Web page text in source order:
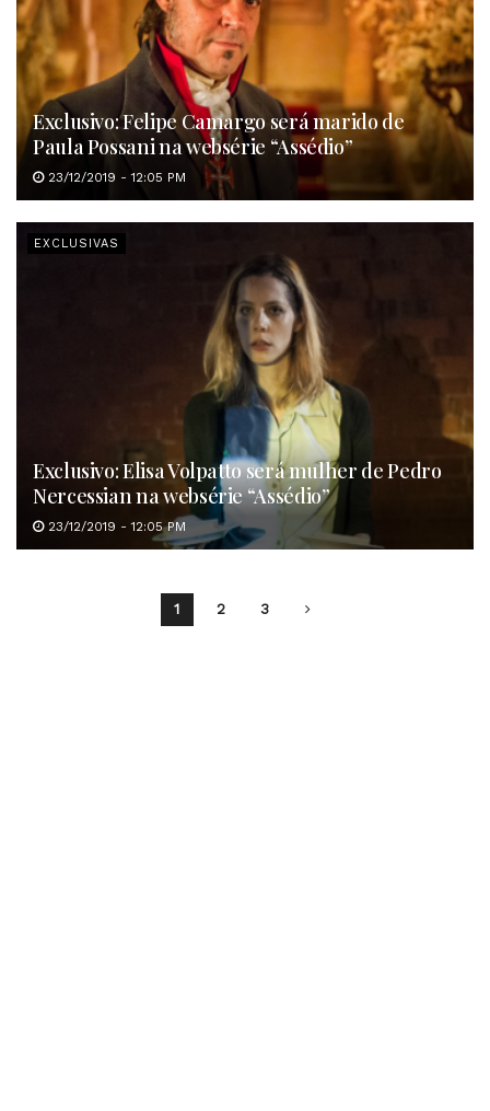
Exclusivo: Felipe Camargo será marido de
Paula Possani na websérie “Assédio”
23/12/2019 - 12:05 PM
EXCLUSIVAS
Exclusivo: Elisa Volpatto será mulher de Pedro
Nercessian na websérie “Assédio”
23/12/2019 - 12:05 PM
1 2 3